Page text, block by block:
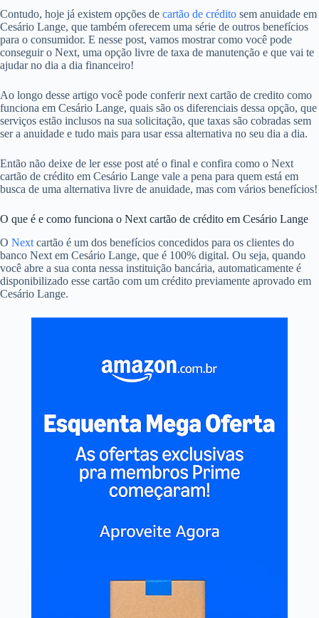
Contudo, hoje já existem opções de cartão de crédito sem anuidade em
Cesário Lange, que também oferecem uma série de outros benefícios
para o consumidor. E nesse post, vamos mostrar como você pode
conseguir o Next, uma opção livre de taxa de manutenção e que vai te
ajudar no dia a dia financeiro!
Ao longo desse artigo você pode conferir next cartão de credito como
funciona em Cesário Lange, quais são os diferenciais dessa opção, que
serviços estão inclusos na sua solicitação, que taxas são cobradas sem
ser a anuidade e tudo mais para usar essa alternativa no seu dia a dia.
Então não deixe de ler esse post até o final e confira como o Next
cartão de crédito em Cesário Lange vale a pena para quem está em
busca de uma alternativa livre de anuidade, mas com vários benefícios!
O que é e como funciona o Next cartão de crédito em Cesário Lange
O Next cartão é um dos benefícios concedidos para os clientes do
banco Next em Cesário Lange, que é 100% digital. Ou seja, quando
você abre a sua conta nessa instituição bancária, automaticamente é
disponibilizado esse cartão com um crédito previamente aprovado em
Cesário Lange.